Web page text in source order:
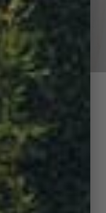
-
sa anse de